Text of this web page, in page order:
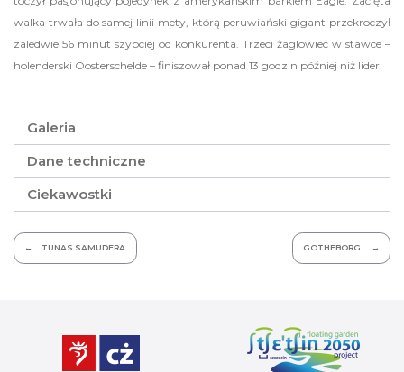
walka trwała do samej linii mety, którą peruwiański gigant przekroczył
zaledwie 56 minut szybciej od konkurenta. Trzeci żaglowiec w stawce –
holenderski Oosterschelde – finiszował ponad 13 godzin później niż lider.
Galeria
Dane techniczne
Ciekawostki
Nawigacja
wpisu
TUNAS SAMUDERA GOTHEBORG